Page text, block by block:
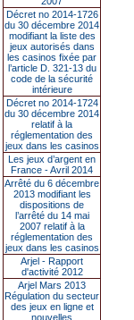
Décret no 2014-1726
du 30 décembre 2014
modifiant la liste des
jeux autorisés dans
les casinos fixée par
l’article D. 321-13 du
code de la sécurité
intérieure
Décret no 2014-1724
du 30 décembre 2014
relatif à la
réglementation des
jeux dans les casinos
Les jeux d’argent en
France - Avril 2014
Arrêté du 6 décembre
2013 modifiant les
dispositions de
l’arrêté du 14 mai
2007 relatif à la
réglementation des
jeux dans les casinos
Arjel - Rapport
d'activité 2012
Arjel Mars 2013
Régulation du secteur
des jeux en ligne et
nouvelles